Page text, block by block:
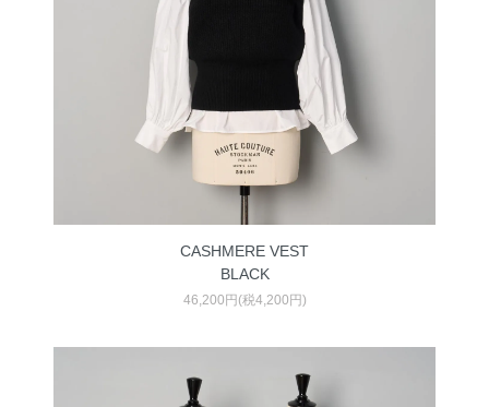
CASHMERE VEST
BLACK
46,200円(税4,200円)